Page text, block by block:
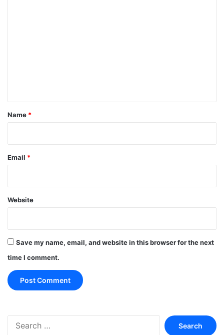
*
Name *
Email *
Website
Save my name, email, and website in this browser for the next
time I comment.
Search
for: